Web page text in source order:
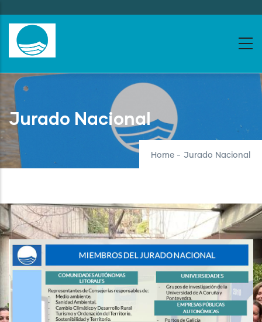
to
main
content
Jurado Nacional
Home - Jurado Nacional